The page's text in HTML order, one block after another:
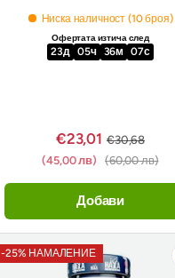
Ниска наличност (10 броя)
Офертата изтича след
23д 05ч 36м 06с
€23,01 €30,68
(45,00 лв) (60,00 лв)
Добави
-25% НАМАЛЕНИЕ